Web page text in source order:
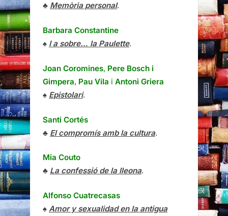
♣ Memòria personal.
Barbara Constantine
♠ I a sobre… la Paulette.
Joan Coromines, Pere Bosch i
Gimpera, Pau Vila i Antoni Griera
♠ Epistolari.
Santi Cortés
♣ El compromís amb la cultura.
Mia Couto
♣ La confessió de la lleona.
Alfonso Cuatrecasas
♠ Amor y sexualidad en la antigua